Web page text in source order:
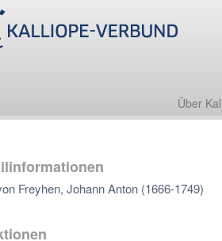
Über
Freyhen, Johann Anton (1666-1749)